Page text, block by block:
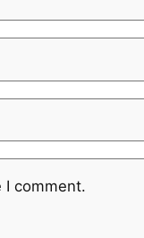
I comment.